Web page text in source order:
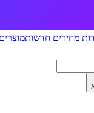
מחירים חדשות